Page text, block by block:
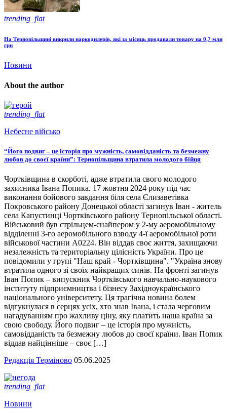
trending_flat
На Тернопільщині викрили наркодилерів, які за місяць продавали товару на 0,7 млн
грн
Новини
About the author
trending_flat
Небесне військо
“Його подвиг – це історія про мужність, самовідданість та безмежну
любов до своєї країни”: Тернопільщина втратила молодого бійця
Чортківщина в скорботі, адже втратила свого молодого
захисника Івана Попика. 17 жовтня 2024 року під час
виконання бойового завдання біля села Єлизаветівка
Покровського району Донецької області загинув Іван - житель
села Капустинці Чортківського району Тернопільської області.
Військовий був стрільцем-снайпером у 2-му аеромобільному
відділенні 3-го аеромобільного взводу 4-ї аеромобільної роти
військової частини А0224. Він віддав своє життя, захищаючи
незалежність та територіальну цілісність України. Про це
повідомили у групі "Наш край - Чортківщина". "Україна знову
втратила одного зі своїх найкращих синів. На фронті загинув
Іван Попик – випускник Чортківського навчально-наукового
інституту підприємництва і бізнесу Західноукраїнського
національного університету. Ця трагічна новина болем
відгукнулася в серцях усіх, хто знав Івана, і стала черговим
нагадуванням про жахливу ціну, яку платить наша країна за
свою свободу. Його подвиг – це історія про мужність,
самовідданість та безмежну любов до своєї країни. Іван Попик
віддав найцінніше – своє […]
Редакція Терміново 05.06.2025
trending_flat
Новини